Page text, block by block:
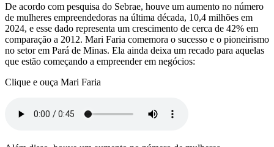
De acordo com pesquisa do Sebrae, houve um aumento no número
de mulheres empreendedoras na última década, 10,4 milhões em
2024, e esse dado representa um crescimento de cerca de 42% em
comparação a 2012. Mari Faria comemora o sucesso e o pioneirismo
no setor em Pará de Minas. Ela ainda deixa um recado para aquelas
que estão começando a empreender em negócios:
Clique e ouça Mari Faria